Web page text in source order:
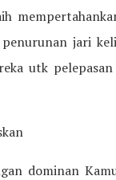
jari
utk
dominan